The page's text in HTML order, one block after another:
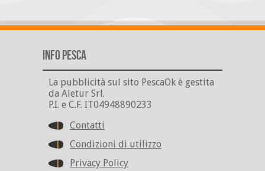
Info Pesca
La pubblicità sul sito PescaOk è gestita
da Aletur Srl.
P.I. e C.F. IT04948890233
Contatti
Condizioni di utilizzo
Privacy Policy